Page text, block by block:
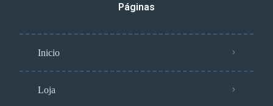
Páginas
Inicio
Loja